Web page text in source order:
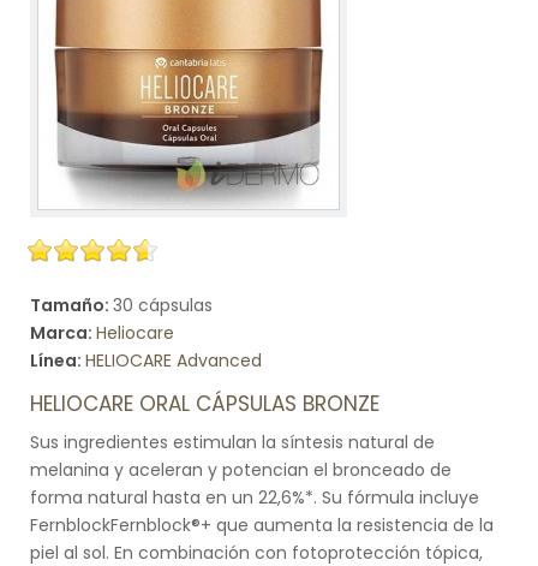
Tamaño: 30 cápsulas
Marca: Heliocare
Línea: HELIOCARE Advanced
HELIOCARE ORAL CÁPSULAS BRONZE
Sus ingredientes estimulan la síntesis natural de
melanina y aceleran y potencian el bronceado de
forma natural hasta en un 22,6%*. Su fórmula incluye
FernblockFernblock®+ que aumenta la resistencia de la
piel al sol. En combinación con fotoprotección tópica,